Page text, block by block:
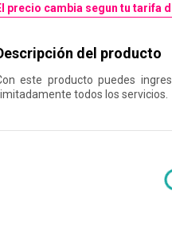
precio cambia segun tu tarifa
del producto
este producto puedes
todos los servicios.